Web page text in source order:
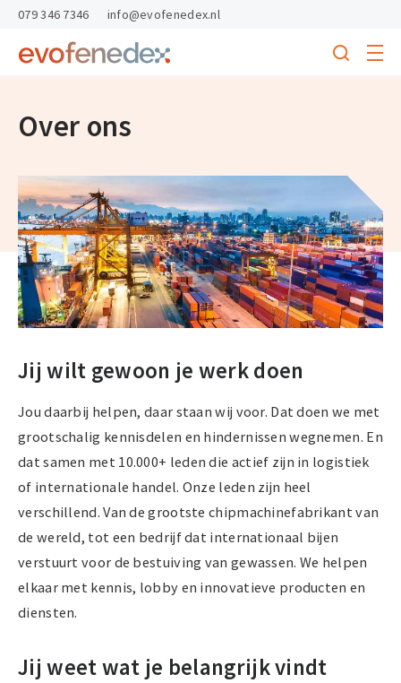
skipToContent
skipToFooter
Return
homepage
Search
menu
079 346 7346 info@evofenedex.nl
Over ons
Jij wilt gewoon je werk doen
Jou daarbij helpen, daar staan wij voor. Dat doen we met
grootschalig kennisdelen en hindernissen wegnemen. En
dat samen met 10.000+ leden die actief zijn in logistiek
of internationale handel. Onze leden zijn heel
verschillend. Van de grootste chipmachinefabrikant van
de wereld, tot een bedrijf dat internationaal bijen
verstuurt voor de bestuiving van gewassen. We helpen
elkaar met kennis, lobby en innovatieve producten en
diensten.
Jij weet wat je belangrijk vindt